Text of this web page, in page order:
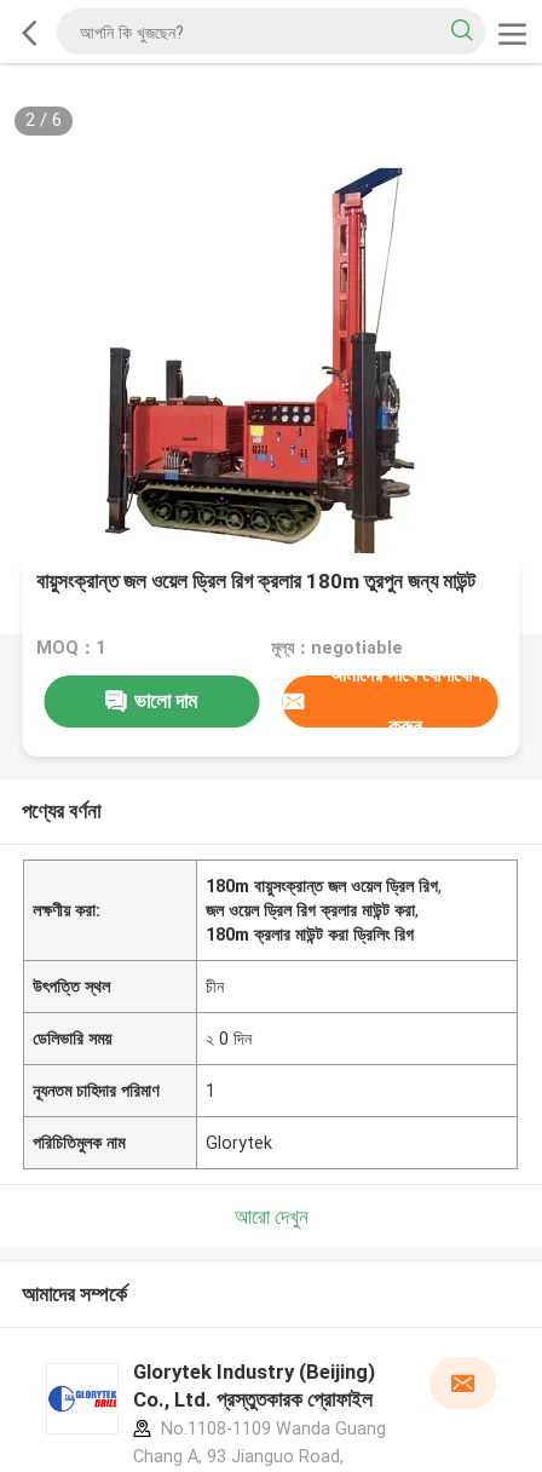
2/ 6
বায়ুসংক্রান্ত জল ওয়েল ড্রিল রিগ ক্রলার 180m তুরপুন জন্য মাউন্ট
MOQ：1 মূল্য：negotiable
ভালো দাম
আমাদের সাথে যোগাযোগ
করুন
পণ্যের বর্ণনা
লক্ষণীয় করা:
180m বায়ুসংক্রান্ত জল ওয়েল ড্রিল রিগ,
জল ওয়েল ড্রিল রিগ ক্রলার মাউন্ট করা,
180m ক্রলার মাউন্ট করা ড্রিলিং রিগ
উৎপত্তি স্থল চীন
ডেলিভারি সময় ২ 0 দিন
ন্যূনতম চাহিদার পরিমাণ 1
পরিচিতিমুলক নাম Glorytek
আরো দেখুন
আমাদের সম্পর্কে
Glorytek Industry (Beijing)
Co., Ltd. প্রস্তুতকারক প্রোফাইল
No.1108-1109 Wanda Guang
Chang A, 93 Jianguo Road,